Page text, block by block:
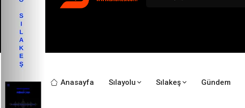
Anasayfa Sılayolu Sılakeş Gündem